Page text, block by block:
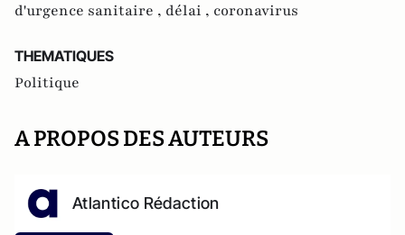
d'urgence sanitaire , délai , coronavirus
THEMATIQUES
Politique
A PROPOS DES AUTEURS
Atlantico Rédaction